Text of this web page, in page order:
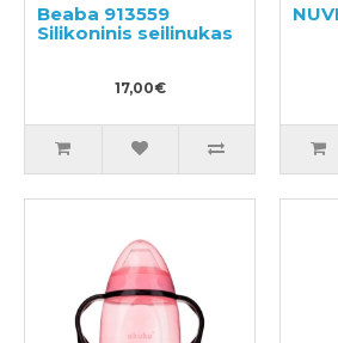
Beaba 913559
Silikoninis seilinukas
17,00€